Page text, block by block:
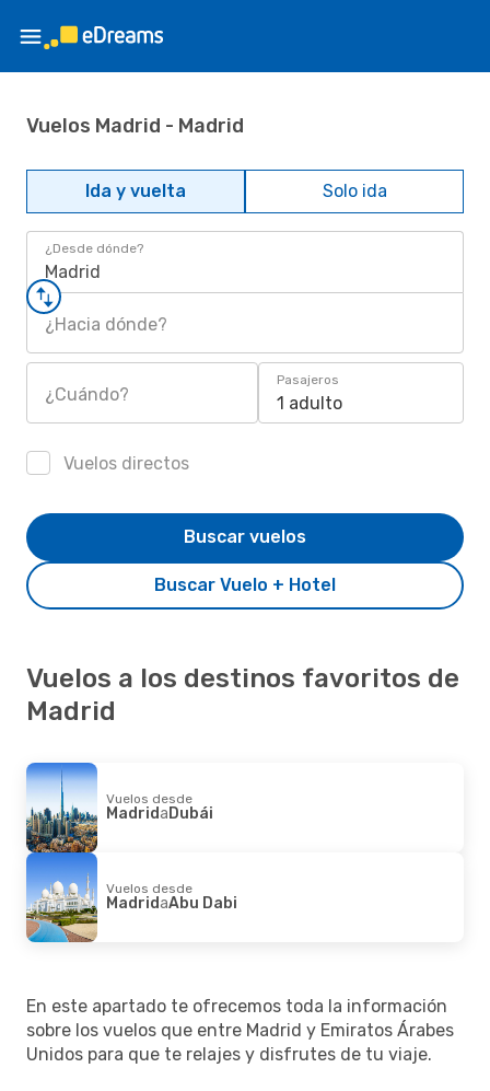
Vuelos Madrid - Madrid
Ida y vuelta Solo ida
¿Desde dónde?
Madrid
¿Hacia dónde?
¿Cuándo?
Pasajeros
1 adulto
Vuelos directos
Buscar Vuelo + Hotel
Buscar vuelos
Vuelos a los destinos favoritos de
Madrid
Vuelos desde
MadridaDubái
Vuelos desde
MadridaAbu Dabi
En este apartado te ofrecemos toda la información
sobre los vuelos que entre Madrid y Emiratos Árabes
Unidos para que te relajes y disfrutes de tu viaje.